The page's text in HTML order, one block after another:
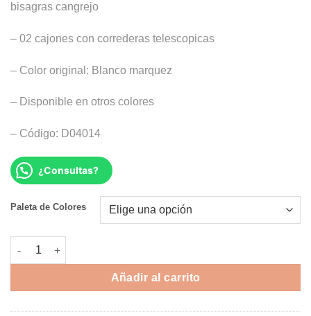
bisagras cangrejo
– 02 cajones con correderas telescopicas
– Color original: Blanco marquez
– Disponible en otros colores
– Código: D04014
¿Consultas?
Paleta de Colores
ROPERO TALULLAH cantidad
Añadir al carrito
Alternative: